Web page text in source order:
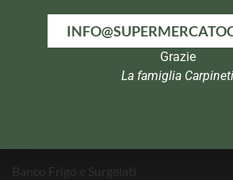
Via Alla Marina, 29
00042 – Anzio (RM)
Banco Frigo e Surgelati
Grazie
La famiglia Carpineti